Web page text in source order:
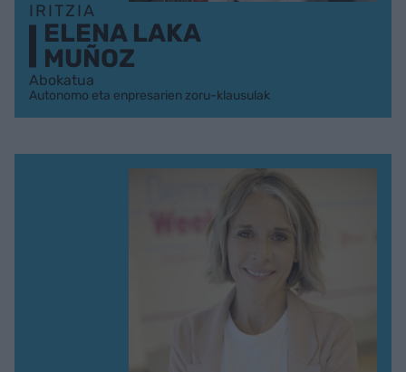
IRITZIA
ELENA LAKA
MUÑOZ
Abokatua
Autonomo eta enpresarien zoru-klausulak